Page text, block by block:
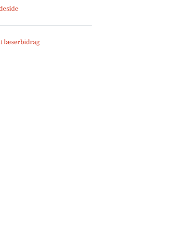
læserbidrag